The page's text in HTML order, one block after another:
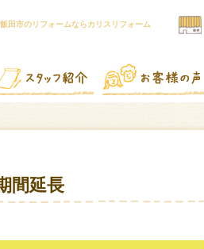
飯田市のリフォームならカリスリフォーム
間延長